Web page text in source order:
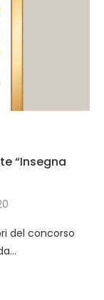
“Insegna
del concorso